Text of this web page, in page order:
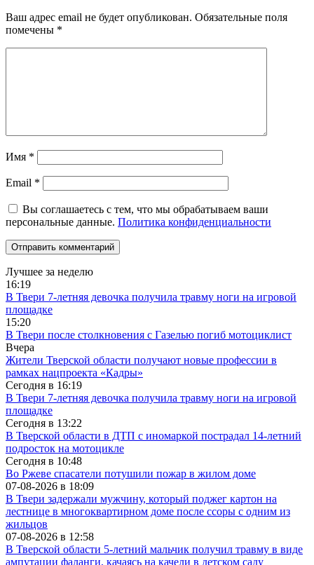
Ваш адрес email не будет опубликован. Обязательные поля
помечены *
Имя *
Email *
Вы соглашаетесь с тем, что мы обрабатываем ваши
персональные данные. Политика конфиденциальности
Лучшее за неделю
16:19
В Твери 7-летняя девочка получила травму ноги на игровой
площадке
15:20
В Твери после столкновения с Газелью погиб мотоциклист
Вчера
Жители Тверской области получают новые профессии в
рамках нацпроекта «Кадры»
Сегодня в 16:19
В Твери 7-летняя девочка получила травму ноги на игровой
площадке
Сегодня в 13:22
В Тверской области в ДТП с иномаркой пострадал 14-летний
подросток на мотоцикле
Сегодня в 10:48
Во Ржеве спасатели потушили пожар в жилом доме
07-08-2026 в 18:09
В Твери задержали мужчину, который поджег картон на
лестнице в многоквартирном доме после ссоры с одним из
жильцов
07-08-2026 в 12:58
В Тверской области 5-летний мальчик получил травму в виде
ампутации фаланги, качаясь на качели в детском саду